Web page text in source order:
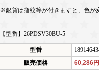
※銀貨は指紋等が付きますと、色が
【型番】26PDSV30BU-5
型番
販売価格
60,286